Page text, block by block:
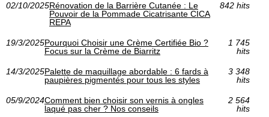
02/10/2025Rénovation de la Barrière Cutanée : Le
Pouvoir de la Pommade Cicatrisante CICA
REPA
842 hits
19/3/2025Pourquoi Choisir une Crème Certifiée Bio ?
Focus sur la Crème de Biarritz
1 745
hits
14/3/2025Palette de maquillage abordable : 6 fards à
paupières pigmentés pour tous les styles
3 348
hits
05/9/2024Comment bien choisir son vernis à ongles
laqué pas cher ? Nos conseils
2 564
hits